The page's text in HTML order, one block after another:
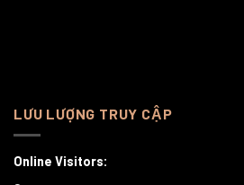
LƯU LƯỢNG TRUY CẬP
Online Visitors: